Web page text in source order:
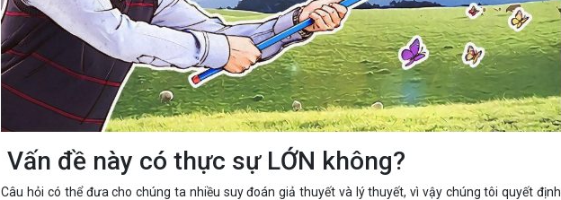
Vấn đề này có thực sự LỚN không?
Câu hỏi có thể đưa cho chúng ta nhiều suy đoán giả thuyết và lý thuyết, vì vậy chúng tôi quyết định